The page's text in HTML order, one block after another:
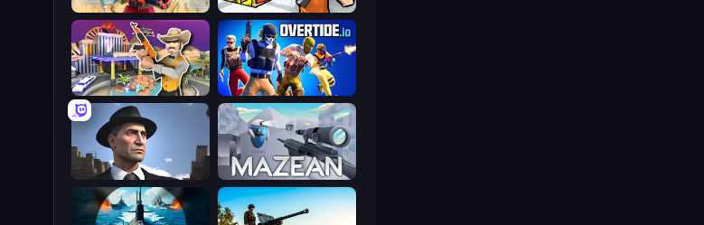
Grand Escape: Prison
Pixel Combat: Zombies Strike
Overtide.io
Casino Robbery
Mazean
Downtown 1930s Mafia